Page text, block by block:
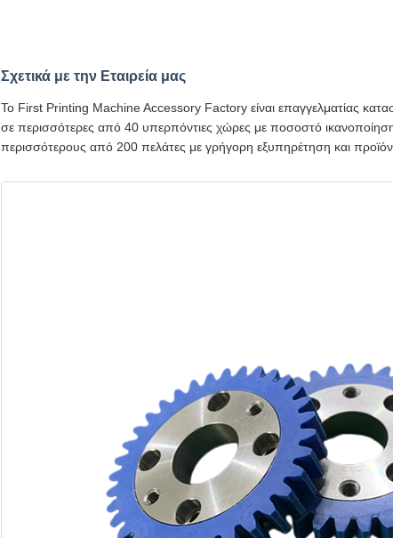
Σχετικά με την Εταιρεία μας
Το First Printing Machine Accessory Factory είναι επαγγελματίας
σε περισσότερες από 40 υπερπόντιες χώρες με ποσοστό
περισσότερους από 200 πελάτες με γρήγορη εξυπηρέτηση και